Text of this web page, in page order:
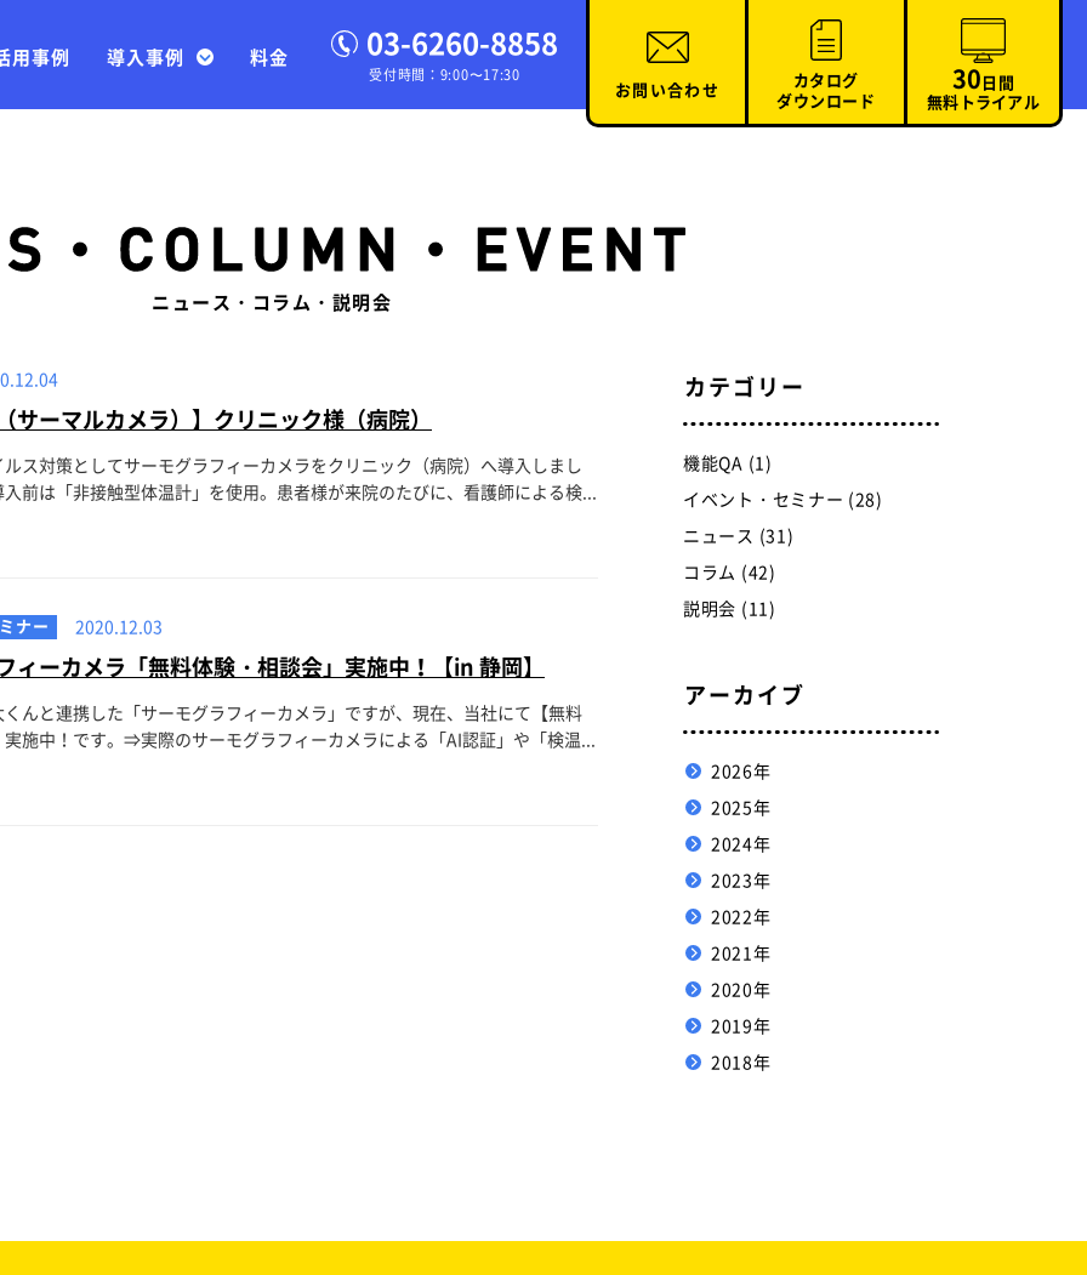
用事例 導入事例 料金 03-6260-8858
受付時間：9:00〜17:30
お問い合わせ
カタログ
ダウンロード
30 日間
無料トライアル
ニュース・コラム・説明会
カテゴリー
機能QA (1)
イベント・セミナー (28)
ニュース (31)
コラム (42)
説明会 (11)
アーカイブ
2026年
2025年
2024年
2023年
2022年
2021年
2020年
2019年
2018年
サーマルカメラ）】クリニック様（病院）
ス対策としてサーモグラフィーカメラをクリニック（病院）へ導入しまし
前は「非接触型体温計」を使用。患者様が来院のたびに、看護師による検...
ナー 2020.12.03
ィーカメラ「無料体験・相談会」実施中！【in 静岡】
んと連携した「サーモグラフィーカメラ」ですが、現在、当社にて【無料
施中！です。⇒実際のサーモグラフィーカメラによる「AI認証」や「検温...